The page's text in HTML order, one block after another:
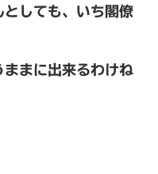
としても、いち閣僚
まに出来るわけね